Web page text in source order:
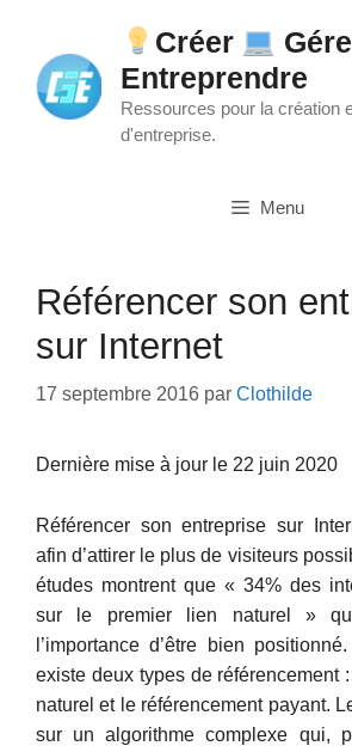
contenu
Créer
Entreprendre
Ressources pour la création
d'entreprise.
Menu
Référencer son
sur Internet
17 septembre 2016 par Clothilde
Dernière mise à jour le 22 juin 2020
Référencer son entreprise sur
afin d’attirer le plus de visiteurs
études montrent que « 34% des
sur le premier lien naturel »
l’importance d’être bien
existe deux types de référencement
naturel et le référencement payant.
sur un algorithme complexe qui,